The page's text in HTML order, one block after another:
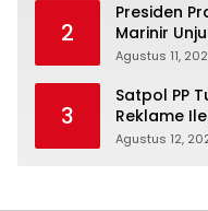
2
Presiden
Marinir
Struktur
Agustus 11,
3
Satpol PP
Reklame
dan Indah
Agustus 12,